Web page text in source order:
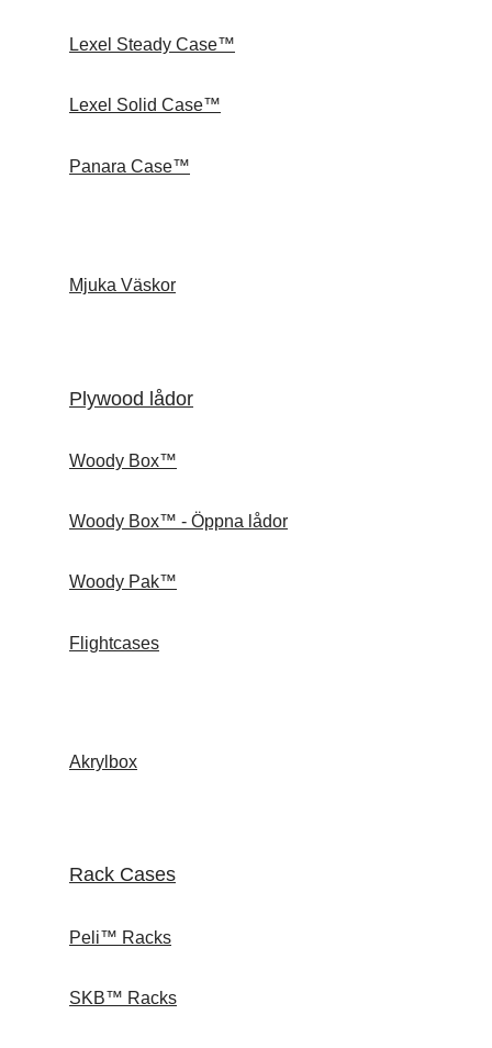
Lexel Steady Case™
Lexel Solid Case™
Panara Case™
Mjuka Väskor
Plywood lådor
Woody Box™
Woody Box™ - Öppna lådor
Woody Pak™
Flightcases
Akrylbox
Rack Cases
Peli™ Racks
SKB™ Racks